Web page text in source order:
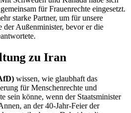
für Frauenrechte eingesetzt.
starke Partner, um für unsere
der Außenminister, bevor er die
zu Iran
wissen, wie glaubhaft das
für Menschenrechte und
sein könne, wenn der Staatsminister
an der 40-Jahr-Feier der